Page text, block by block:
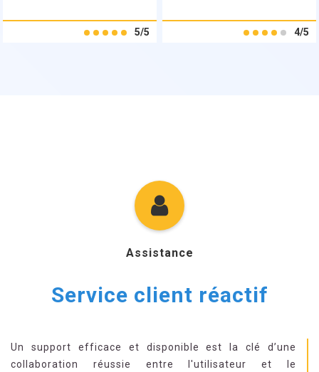
5/5 4/5
Assistance
Service client réactif
Un support efficace et disponible est la clé d’une
collaboration réussie entre l'utilisateur et le